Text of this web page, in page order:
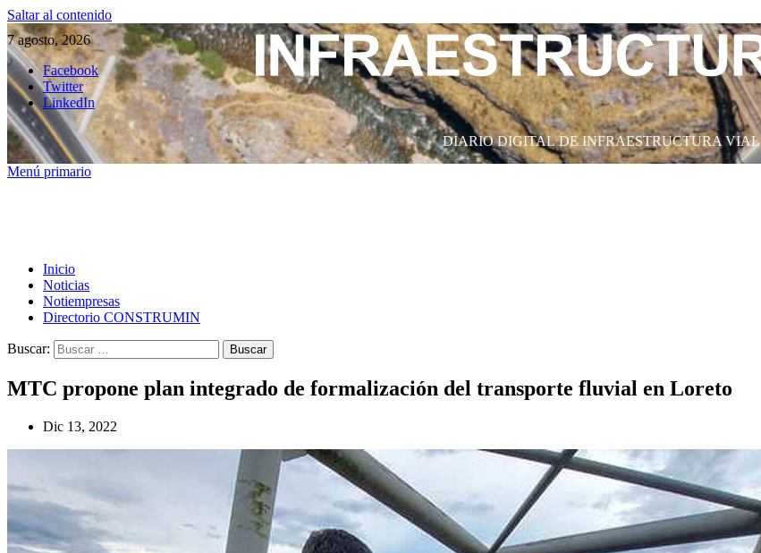
Saltar al contenido
7 agosto, 2026
Facebook
Twitter
LinkedIn
DIARIO DIGITAL DE INFRAESTRUCTURA VIAL
Menú primario
Inicio
Noticias
Notiempresas
Directorio CONSTRUMIN
Buscar:
MTC propone plan integrado de formalización del transporte fluvial en Loreto
Dic 13, 2022